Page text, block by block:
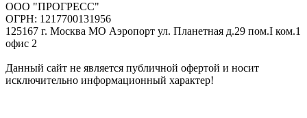
ООО "ПРОГРЕСС"
ОГРН: 1217700131956
125167 г. Москва МО Аэропорт ул. Планетная д.29 пом.I ком.1
офис 2
Данный сайт не является публичной офертой и носит
исключительно информационный характер!